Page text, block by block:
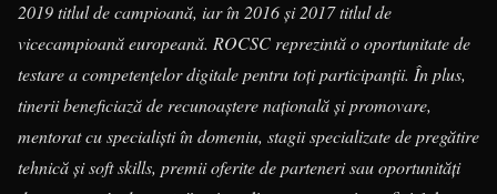
2019 titlul de campioană, iar în 2016 şi 2017 titlul de
vicecampioană europeană. ROCSC reprezintă o oportunitate de
testare a competenţelor digitale pentru toţi participanţii. În plus,
tinerii beneficiază de recunoaştere naţională şi promovare,
mentorat cu specialişti în domeniu, stagii specializate de pregătire
tehnică şi soft skills, premii oferite de parteneri sau oportunităţi